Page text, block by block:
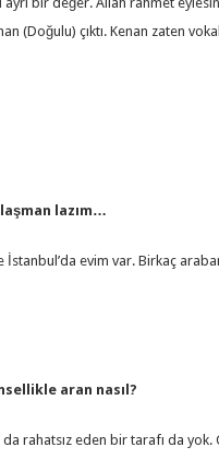
(Doğulu) çıktı. Kenan zaten
lazım…
evim var. Birkaç
aran nasıl?
rahatsız eden bir tarafı da